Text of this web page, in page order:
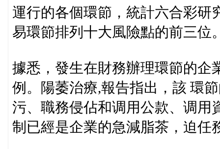
運行的各個環節，統計六合彩研
易環節排列十大風險點的前三位
據悉，發生在財務辦理環節的企
例。陽萎治療,報告指出，該 環
污、職務侵佔和调用公款、调用
制已經是企業的急減脂茶，迫任